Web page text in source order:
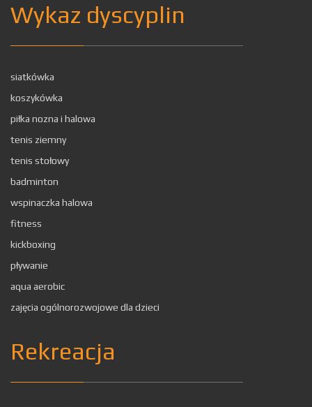
Wykaz dyscyplin
siatkówka
koszykówka
piłka nozna i halowa
tenis ziemny
tenis stołowy
badminton
wspinaczka halowa
fitness
kickboxing
pływanie
aqua aerobic
zajęcia ogólnorozwojowe dla dzieci
Rekreacja